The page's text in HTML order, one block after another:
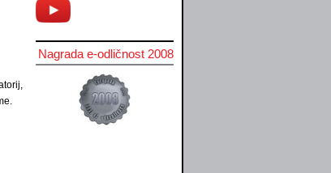
Nagrada e-odličnost 2008